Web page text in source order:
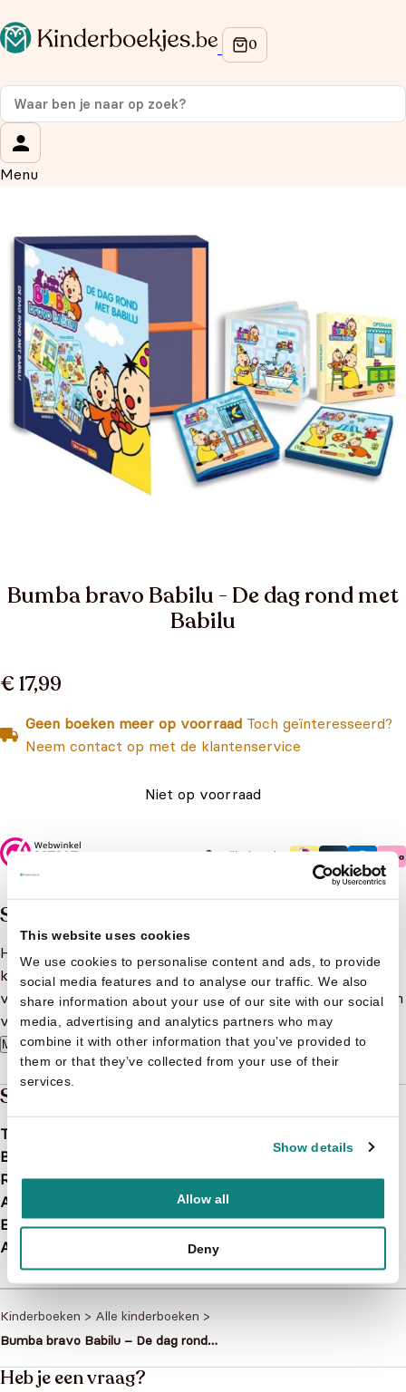
This website uses cookies
We use cookies to personalise content and ads, to provide
social media features and to analyse our traffic. We also
share information about your use of our site with our social
media, advertising and analytics partners who may
combine it with other information that you’ve provided to
them or that they’ve collected from your use of their
services.
Show details
Allow all
Deny
Menu
Bumba bravo Babilu - De dag rond met
Babilu
€ 17,99
Geen boeken meer op voorraad Toch geïnteresseerd?
Neem contact op met de klantenservice
Niet op voorraad
Veilig betalen
Samenvatting
Hoe ziet een dag van baby Babilu eruit? In dit leuke
koffertje ontdek je het in 4 kleurrijke boekjes in
verschillende uitvoeringen: een karton-, foam-, bad- en een
voelboek.
Meer lezen
Specificaties
Taal
Bindwijze
Releasedatum2014-04-16
Afbeelding
EAN9789059169906
Afmetingen
271 × 265 × 35 mm
Kinderboeken > Alle kinderboeken >
Bumba bravo Babilu – De dag rond
Heb je een vraag?
Op de hoogte blijven van onze acties?
Meld je aan voor onze nieuwsbrief en ontvang
korting
Wat is je voornaam?
Aanmelden
We gebruiken je gegevens om contact op te nemen,
in overeenstemming met ons
privacybeleid.